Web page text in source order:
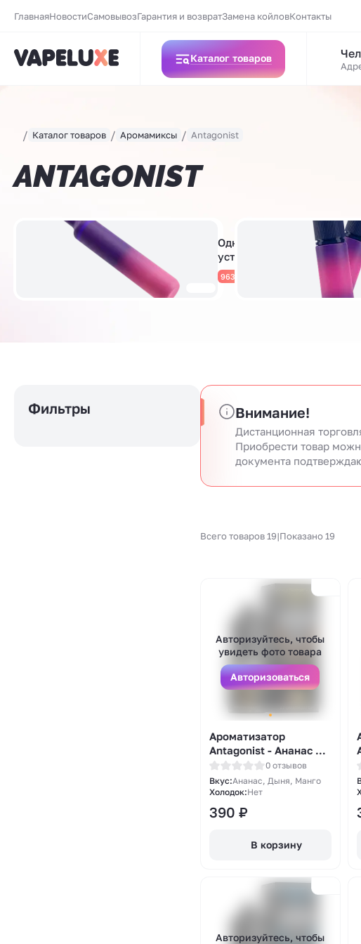
ГлавнаяНовостиСамовывозГарантия и возвратЗамена койловКонтакты
Каталог товаров
Каталог товаров Аромамиксы Antagonist
ANTAGONIST
Одноразовые
устройства
963 товара
Фильтры Внимание!
Дистанционная
Приобрести товар
документа
Всего товаров 19|Показано 19
Авторизуйтесь, чтобы
увидеть фото товара
Авторизоваться
Ароматизатор
Antagonist - Ананас с
дыней и манго 13мл
0 отзывов
Вкус:Ананас, Дыня, Манго
Холодок:Нет
390 ₽
В корзину
Авторизуйтесь, чтобы